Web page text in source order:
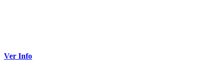
Ver Info